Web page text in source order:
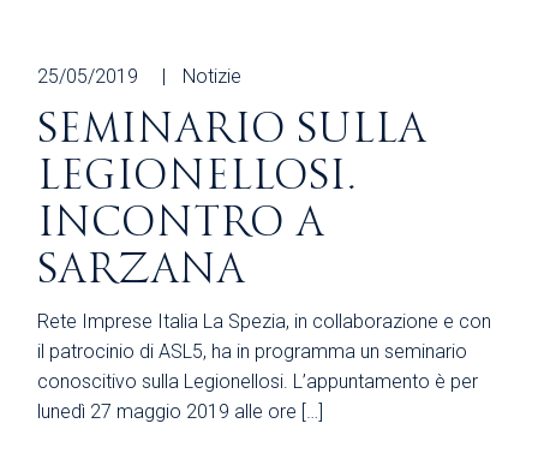
25/05/2019 Notizie
SEMINARIO SULLA
LEGIONELLOSI.
INCONTRO A
SARZANA
Rete Imprese Italia La Spezia, in collaborazione e con
il patrocinio di ASL5, ha in programma un seminario
conoscitivo sulla Legionellosi. L’appuntamento è per
lunedì 27 maggio 2019 alle ore […]